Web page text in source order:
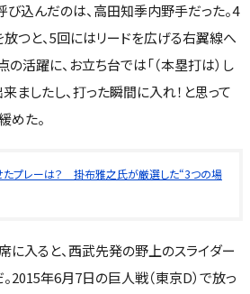
込んだのは、高田知季内野手だった。4
つと、5回にはリードを広げる右翼線へ
活躍に、お立ち台では「（本塁打は）し
ましたし、打った瞬間に入れ！と思って
めた。
たプレーは？ 掛布雅之氏が厳選した“3つの場
に入ると、西武先発の野上のスライダー
2015年6月7日の巨人戦（東京D）で放っ